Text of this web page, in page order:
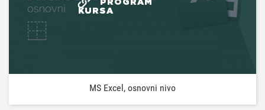
PROGRAM
KURSA
MS Excel, osnovni nivo